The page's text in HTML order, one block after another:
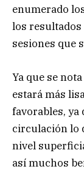
enumerado
los resultados
sesiones que
Ya que se
estará más
favorables, ya
circulación lo
nivel
así muchos